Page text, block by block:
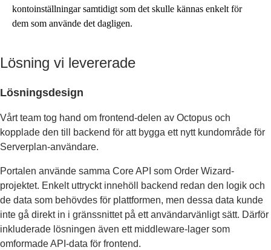
kontoinställningar samtidigt som det skulle kännas enkelt för
dem som använde det dagligen.
Lösning vi levererade
Lösningsdesign
Vårt team tog hand om frontend-delen av Octopus och
kopplade den till backend för att bygga ett nytt kundområde för
Serverplan-användare.
Portalen använde samma Core API som Order Wizard-
projektet. Enkelt uttryckt innehöll backend redan den logik och
de data som behövdes för plattformen, men dessa data kunde
inte gå direkt in i gränssnittet på ett användarvänligt sätt. Därför
inkluderade lösningen även ett middleware-lager som
omformade API-data för frontend.